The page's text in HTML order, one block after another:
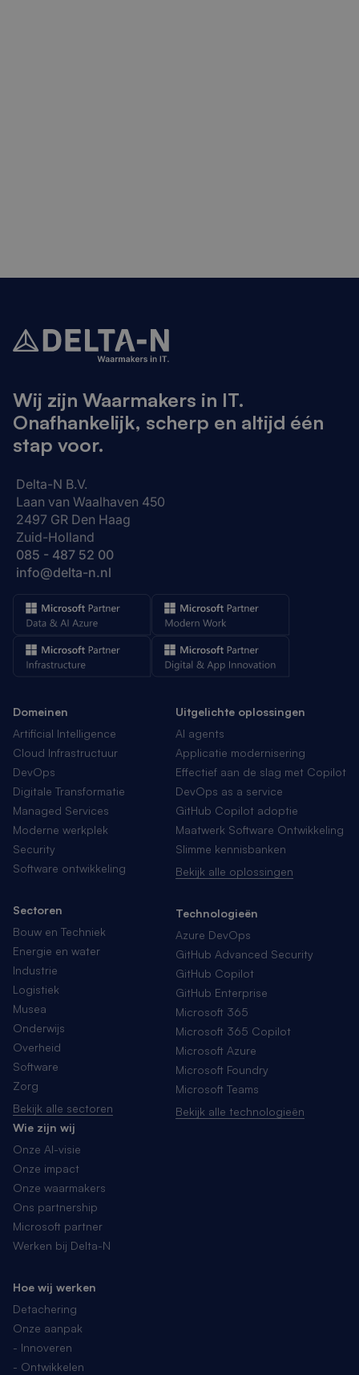
Wij zijn Waarmakers in IT.
Onafhankelijk, scherp en altijd één
stap voor.
Delta-N B.V.
Laan van Waalhaven 450
2497 GR Den Haag
Zuid-Holland
085 - 487 52 00
info@delta-n.nl
Domeinen
Artificial Intelligence
Cloud Infrastructuur
DevOps
Digitale Transformatie
Managed Services
Moderne werkplek
Security
Software ontwikkeling
Sectoren
Bouw en Techniek
Energie en water
Industrie
Logistiek
Musea
Onderwijs
Overheid
Software
Zorg
Bekijk alle sectoren
Uitgelichte oplossingen
AI agents
Applicatie modernisering
Effectief aan de slag met Copilot
DevOps as a service
GitHub Copilot adoptie
Maatwerk Software Ontwikkeling
Slimme kennisbanken
Bekijk alle oplossingen
Technologieën
Azure DevOps
GitHub Advanced Security
GitHub Copilot
GitHub Enterprise
Microsoft 365
Microsoft 365 Copilot
Microsoft Azure
Microsoft Foundry
Microsoft Teams
Bekijk alle technologieën
Wie zijn wij
Onze AI-visie
Onze impact
Onze waarmakers
Ons partnership
Microsoft partner
Werken bij Delta-N
Hoe wij werken
Detachering
Onze aanpak
- Innoveren
- Ontwikkelen